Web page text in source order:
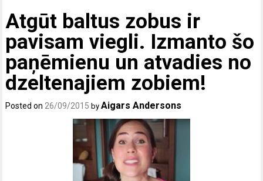
Atgūt baltus zobus ir
pavisam viegli. Izmanto šo
paņēmienu un atvadies no
dzeltenajiem zobiem!
Posted on 26/09/2015 byAigars Andersons